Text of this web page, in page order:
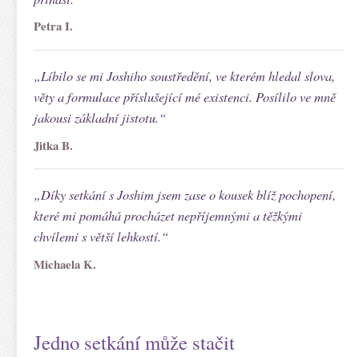
Petra I.
„Líbilo se mi Joshiho soustředění, ve kterém hledal slova,
věty a formulace příslušející mé existenci. Posílilo ve mně
jakousi základní jistotu.“
Jitka B.
„Díky setkání s Joshim jsem zase o kousek blíž pochopení,
které mi pomáhá procházet nepříjemnými a těžkými
chvílemi s větší lehkostí.“
Michaela K.
Jedno setkání může stačit